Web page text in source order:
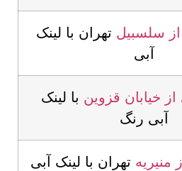
از سلسبیل تهران با لینک
آبی
از خیابان قزوین با لینک
آبی رنگ
منیریه تهران با لینک آبی